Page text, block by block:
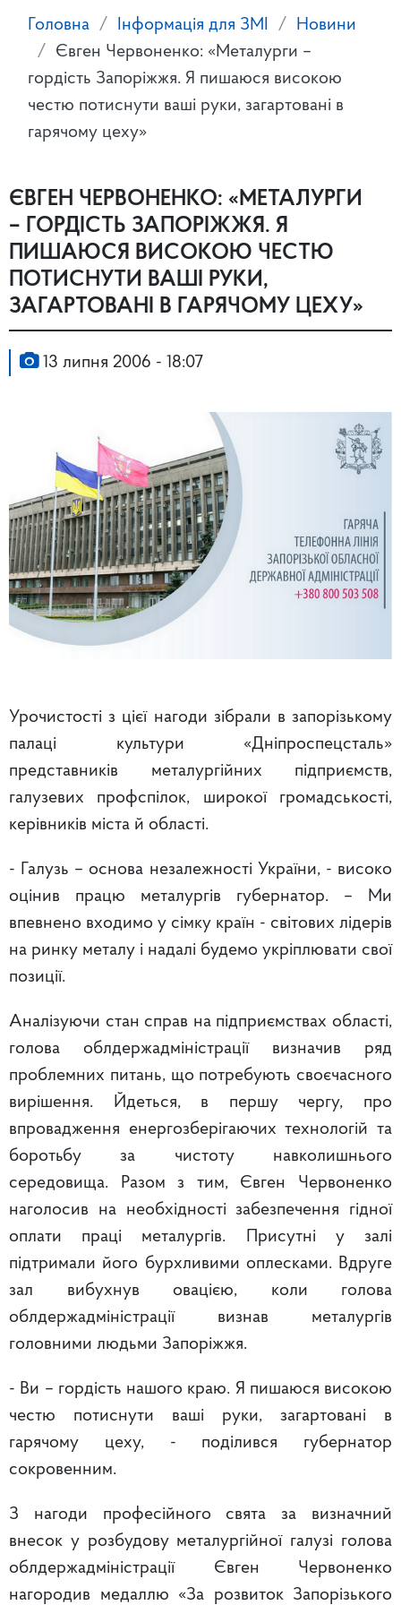
Головна Інформація для ЗМІ
Новини
Євген Червоненко: «Металурги –
гордість Запоріжжя. Я пишаюся високою
честю потиснути ваші руки, загартовані в
гарячому цеху»
ЄВГЕН ЧЕРВОНЕНКО: «МЕТАЛУРГИ
– ГОРДІСТЬ ЗАПОРІЖЖЯ. Я
ПИШАЮСЯ ВИСОКОЮ ЧЕСТЮ
ПОТИСНУТИ ВАШІ РУКИ,
ЗАГАРТОВАНІ В ГАРЯЧОМУ ЦЕХУ»
13 липня 2006 - 18:07
Урочистості з цієї нагоди зібрали в запорізькому
палаці культури «Дніпроспецсталь»
представників металургійних підприємств,
галузевих профспілок, широкої громадськості,
керівників міста й області.
- Галузь – основа незалежності України, - високо
оцінив працю металургів губернатор. – Ми
впевнено входимо у сімку країн - світових лідерів
на ринку металу і надалі будемо укріплювати свої
позиції.
Аналізуючи стан справ на підприємствах області,
голова облдержадміністрації визначив ряд
проблемних питань, що потребують своєчасного
вирішення. Йдеться, в першу чергу, про
впровадження енергозберігаючих технологій та
боротьбу за чистоту навколишнього
середовища. Разом з тим, Євген Червоненко
наголосив на необхідності забезпечення гідної
оплати праці металургів. Присутні у залі
підтримали його бурхливими оплесками. Вдруге
зал вибухнув овацією, коли голова
облдержадміністрації визнав металургів
головними людьми Запоріжжя.
- Ви – гордість нашого краю. Я пишаюся високою
честю потиснути ваші руки, загартовані в
гарячому цеху, - поділився губернатор
сокровенним.
З нагоди професійного свята за визначний
внесок у розбудову металургійної галузі голова
облдержадміністрації Євген Червоненко
нагородив медаллю «За розвиток Запорізького